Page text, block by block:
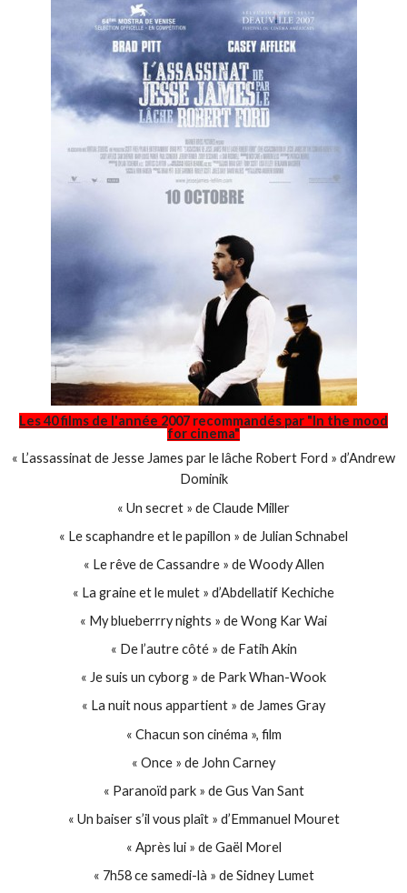
Les 40 films de l'année 2007 recommandés par "In the mood
for cinema"
« L’assassinat de Jesse James par le lâche Robert Ford » d’Andrew
Dominik
« Un secret » de Claude Miller
« Le scaphandre et le papillon » de Julian Schnabel
« Le rêve de Cassandre » de Woody Allen
« La graine et le mulet » d’Abdellatif Kechiche
« My blueberrry nights » de Wong Kar Wai
« De l’autre côté » de Fatih Akin
« Je suis un cyborg » de Park Whan-Wook
« La nuit nous appartient » de James Gray
« Chacun son cinéma », film
« Once » de John Carney
« Paranoïd park » de Gus Van Sant
« Un baiser s’il vous plaît » d’Emmanuel Mouret
« Après lui » de Gaël Morel
« 7h58 ce samedi-là » de Sidney Lumet